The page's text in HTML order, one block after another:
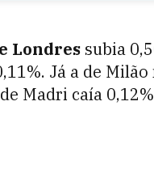
Londres subia
Já a de
Madri caía